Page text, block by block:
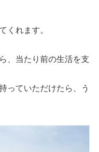
くれます。
、当たり前の生活を支
っていただけたら、う